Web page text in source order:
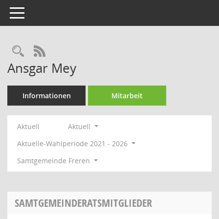
Toggle navigation
Rechercheauswahl
RSS-Feed
Ansgar Mey
Informationen Mitarbeit
Aktuell
Aktuell
Aktuelle-Wahlperiode 2021 - 2026
Samtgemeinde Freren
SAMTGEMEINDERATSMITGLIEDER